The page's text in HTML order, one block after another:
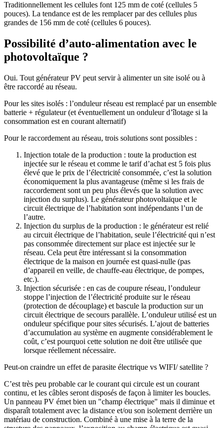
Traditionnellement les cellules font 125 mm de coté (cellules 5
pouces). La tendance est de les remplacer par des cellules plus
grandes de 156 mm de coté (cellules 6 pouces).
Possibilité d’auto-alimentation avec le
photovoltaïque ?
Oui. Tout générateur PV peut servir à alimenter un site isolé ou à
être raccordé au réseau.
Pour les sites isolés : l’onduleur réseau est remplacé par un ensemble
batterie + régulateur (et éventuellement un onduleur d’îlotage si la
consommation est en courant alternatif)
Pour le raccordement au réseau, trois solutions sont possibles :
Injection totale de la production : toute la production est
injectée sur le réseau et comme le tarif d’achat est 5 fois plus
élevé que le prix de l’électricité consommée, c’est la solution
économiquement la plus avantageuse (même si les frais de
raccordement sont un peu plus élevés que la solution avec
injection du surplus). Le générateur photovoltaïque et le
circuit électrique de l’habitation sont indépendants l’un de
l’autre.
Injection du surplus de la production : le générateur est relié
au circuit électrique de l’habitation, seule l’électricité qui n’est
pas consommée directement sur place est injectée sur le
réseau. Cela peut être intéressant si la consommation
électrique de la maison en journée est quasi-nulle (pas
d’appareil en veille, de chauffe-eau électrique, de pompes,
etc.).
Injection sécurisée : en cas de coupure réseau, l’onduleur
stoppe l’injection de l’électricité produite sur le réseau
(protection de découplage) et bascule la production sur un
circuit électrique de secours parallèle. L’onduleur utilisé est un
onduleur spécifique pour sites sécurisés. L’ajout de batteries
d’accumulation au système en augmente considérablement le
coût, c’est pourquoi cette solution ne doit être utilisée que
lorsque réellement nécessaire.
Peut-on craindre un effet de parasite électrique vs WIFI/ satellite ?
C’est très peu probable car le courant qui circule est un courant
continu, et les câbles seront disposés de façon à limiter les boucles.
Un panneau PV émet bien un "champ électrique" mais il diminue et
disparaît totalement avec la distance et/ou son isolement derrière un
matériau de construction. Combiné à une mise à la terre de la